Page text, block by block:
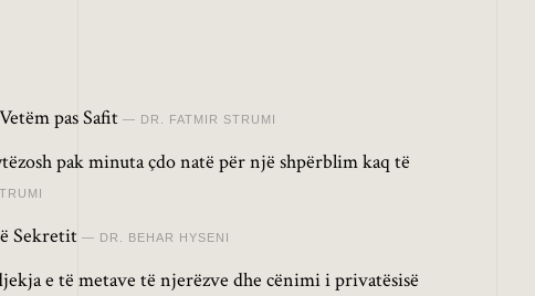
pas Safit DR. FATMIR STRUMI
pak minuta çdo natë për një shpërblim kaq të
Sekretit DR. BEHAR HYSENI
e të metave të njerëzve dhe cënimi i privatësisë